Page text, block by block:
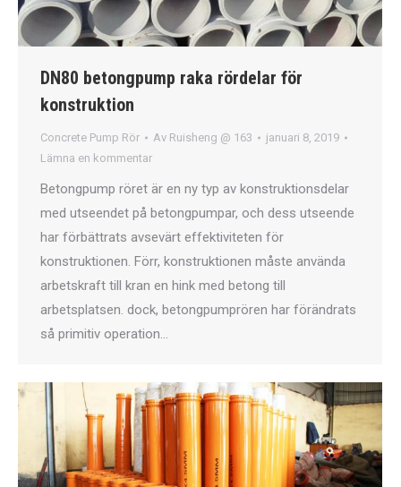
DN80 betongpump raka rördelar för
konstruktion
Concrete Pump Rör Av Ruisheng @ 163
januari 8, 2019
Lämna en kommentar
Betongpump röret är en ny typ av konstruktionsdelar
med utseendet på betongpumpar, och dess utseende
har förbättrats avsevärt effektiviteten för
konstruktionen. Förr, konstruktionen måste använda
arbetskraft till kran en hink med betong till
arbetsplatsen. dock, betongpumprören har förändrats
så primitiv operation…